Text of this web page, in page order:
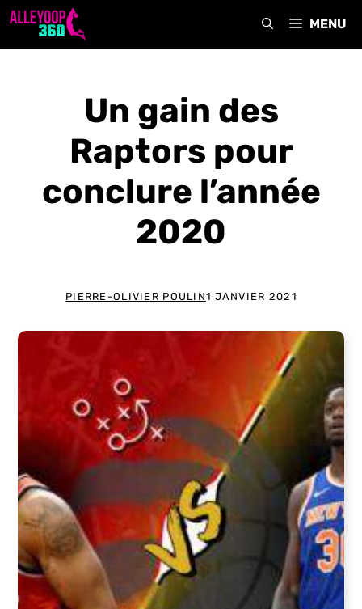
Aller
MENU
Un gain des
Raptors pour
conclure l’année
2020
PIERRE-OLIVIER POULIN1 JANVIER 2021